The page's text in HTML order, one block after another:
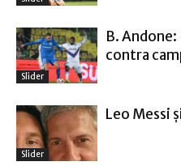
Slider
B.
contra
Slider
Leo Messi